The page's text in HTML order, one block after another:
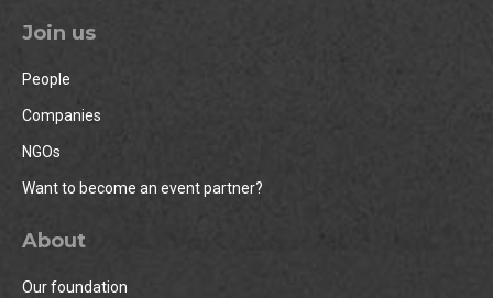
Join us
People
Companies
NGOs
Want to become an event partner?
About
Our foundation